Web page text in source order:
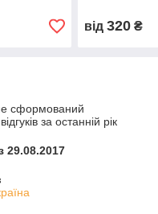
від 320₴
сформований
за останній рік
29.08.2017